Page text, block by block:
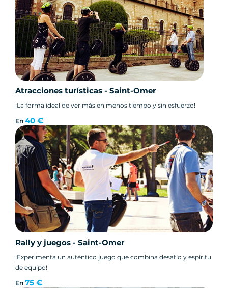
Atracciones turísticas - Saint-Omer
¡La forma ideal de ver más en menos tiempo y sin esfuerzo!
En 40 €
Rally y juegos - Saint-Omer
¡Experimenta un auténtico juego que combina desafío y espíritu
de equipo!
En 75 €